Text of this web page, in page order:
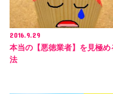
2016.9.29
本当の【悪徳業者】を見極め
法